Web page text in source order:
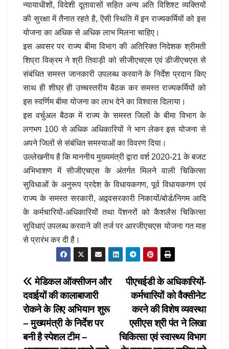
न्यायाधीशों, विदेशी दूतावासों सहित अन्य अति विशिश्ट व्यक्तियों
की सुरक्षा में तैनात रहते है, ऎसी स्थिति में इन राज्यकर्मियों को इस
योजना का अधिक से अधिक लाभ मिलना चाहिए।
इस अवसर पर राज्य बीमा विभाग की अतिरिक्त निदेशक श्रीमती
शिप्रा विक्रम ने श्री तिवाड़ी को सीजीएचएस एवं डीजीएचएस से
संबंधित समस्त जानकारी उपलब्ध करवाने के निर्देश प्रदान किए
साथ ही शीघ्र ही उच्चस्तरीय बैठक कर समस्त राज्यकर्मियों को
इस स्वर्णिम बीमा योजना का लाभ देने का विश्वास दिलाया।
इस वर्चुअल बैठक में राज्य के समस्त जिलों के बीमा विभाग के
लगभग 100 से अधिक अधिकारियों ने भाग लेकर इस योजना से
अपने जिलों से संबंधित समस्याओं का विवरण दिया।
उल्लेखनीय है कि माननीय मुख्यमंत्री द्वारा वर्श 2020-21 के बजट
अभिभाशण में सीजीएचएस के अंतर्गत मिलने वाली चिकित्सा
सुविधाओं के अनुरूप प्रदेश के विधायकगण, पूर्व विधायकगण एवं
राज्य के समस्त सरकारी, अद्र्वसरकारी निकायों/बोर्ड/निगम आदि
के कर्मचारियों-अधिकारियों तथा पेंशनरों को कैशलैस चिकित्सा
सुविधाएं उपलब्ध करवाने की तर्ज पर आरजीएचएस योजना गत माह
से प्रारंभ कर दी है।
Post
navigation
पीएचईडी के अधिकारियों-
कर्मचारियों को वैक्सीनेट
करने की विशेष व्यवस्था
एसीएस श्री पंत ने लिखा
चिकित्सा एवं स्वास्थ्य विभाग
मेडिकल ऑक्सीजन और
दवाईयों की कालाबाजारी
रोकने के लिए अभियान शुरू
– मुख्यमंत्री के निर्देश पर
बनी है स्पेशल टीम –